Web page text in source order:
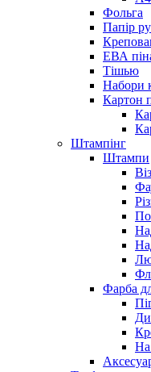
Фольга
Папір
ЕВА
Тішью
Набори
Картон
Штампінг
Штампи
Фарба
На